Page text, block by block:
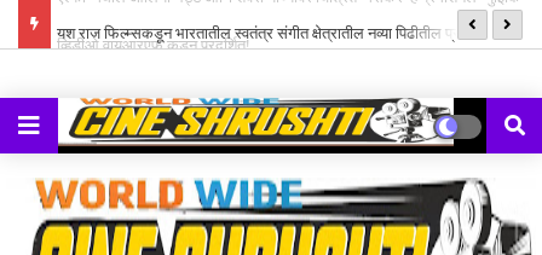
यश राज फिल्म्सकडून भारतातील स्वतंत्र संगीत क्षेत्रातील नव्या पिढीतील प्रतिभांना